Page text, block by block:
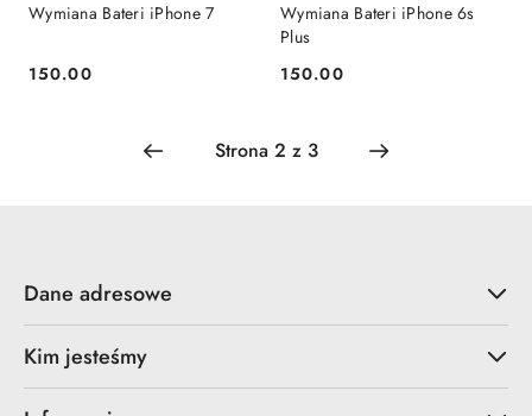
Wymiana Bateri iPhone 7
Cena:
150.00
Wymiana Bateri iPhone 6s
Plus
Cena:
150.00
Dane adresowe
Kim jesteśmy